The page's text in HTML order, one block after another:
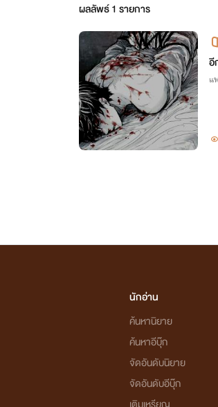
ผลลัพธ์1 รายการ
อี
แ
นักอ่าน
ค้นหานิยาย
ค้นหาอีบุ๊ก
จัดอันดับนิยาย
จัดอันดับอีบุ๊ก